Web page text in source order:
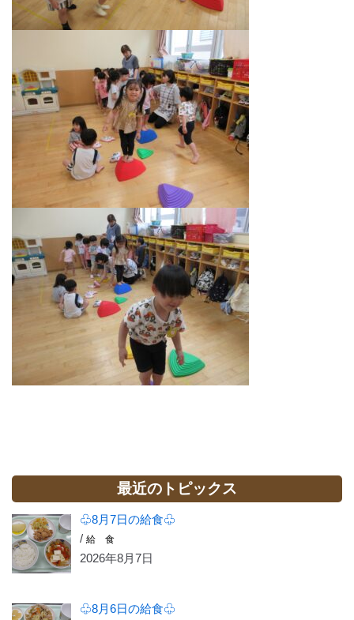
最近のトピックス
♧8月7日の給食♧
/給 食
2026年8月7日
♧8月6日の給食♧